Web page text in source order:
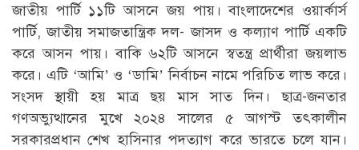
জাতীয় পার্টি ১১টি আসনে জয় পায়। বাংলাদেশের ওয়ার্কার্স
পার্টি, জাতীয় সমাজতান্ত্রিক দল- জাসদ ও কল্যাণ পার্টি একটি
করে আসন পায়। বাকি ৬২টি আসনে স্বতন্ত্র প্রার্থীরা জয়লাভ
করে। এটি ‘আমি’ ও ‘ডামি’ নির্বাচন নামে পরিচিত লাভ করে।
সংসদ স্থায়ী হয় মাত্র ছয় মাস সাত দিন। ছাত্র-জনতার
গণঅভ্যুত্থানের মুখে ২০২৪ সালের ৫ আগস্ট তৎকালীন
সরকারপ্রধান শেখ হাসিনার পদত্যাগ করে ভারতে চলে যান।